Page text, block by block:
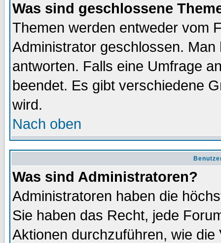
Was sind geschlossene
Themen werden entweder vom
Administrator geschlossen.
antworten. Falls eine Umfrage
beendet. Es gibt verschiedene
wird.
Nach oben
Was sind Administratoren?
Administratoren haben die
Sie haben das Recht, jede
Aktionen durchzuführen, wie